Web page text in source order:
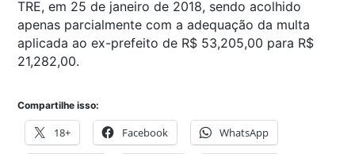
TRE, em 25 de janeiro de 2018, sendo acolhido
apenas parcialmente com a adequação da multa
aplicada ao ex-prefeito de R$ 53,205,00 para R$
21,282,00.
Compartilhe isso:
18+ Facebook WhatsApp